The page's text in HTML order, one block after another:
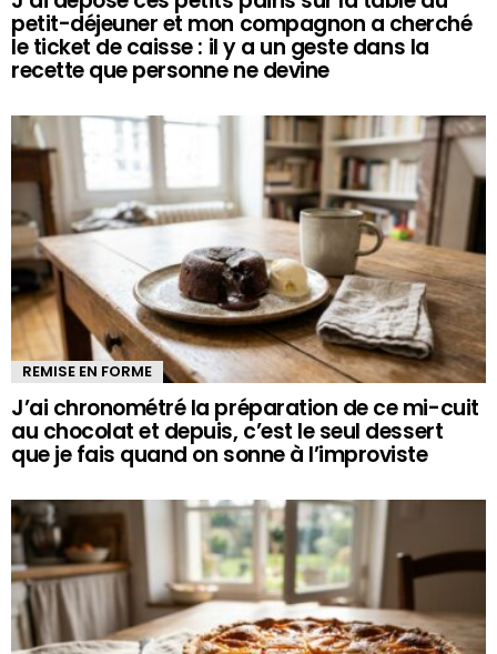
petit-déjeuner et mon compagnon a cherché
le ticket de caisse : il y a un geste dans la
recette que personne ne devine
REMISE EN FORME
J’ai chronométré la préparation de ce mi-cuit
au chocolat et depuis, c’est le seul dessert
que je fais quand on sonne à l’improviste